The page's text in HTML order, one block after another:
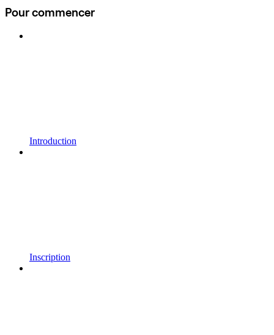
Pour commencer
Introduction
Inscription